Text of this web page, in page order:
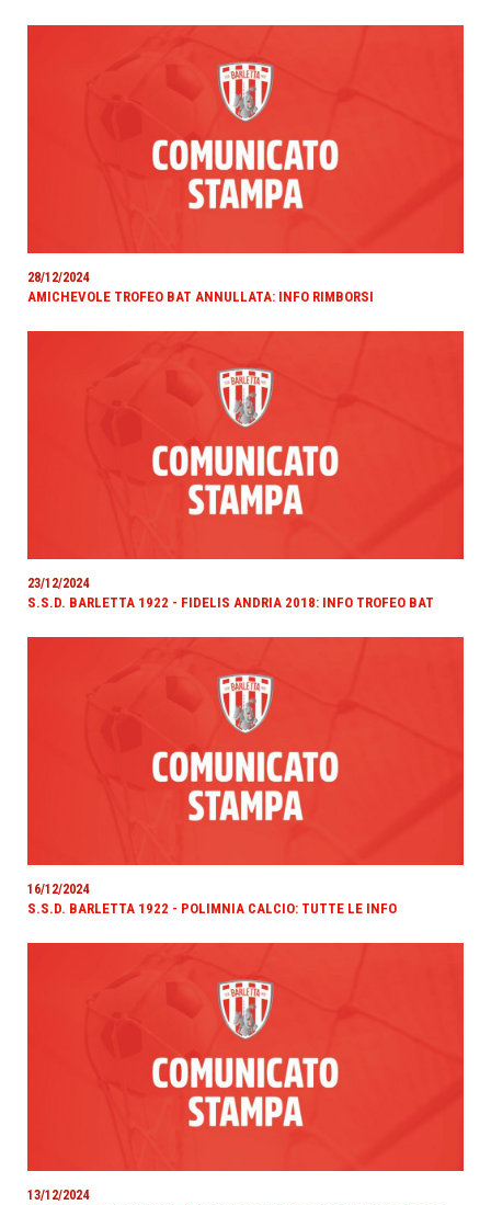
28/12/2024
AMICHEVOLE TROFEO BAT ANNULLATA: INFO RIMBORSI
23/12/2024
S.S.D. BARLETTA 1922 - FIDELIS ANDRIA 2018: INFO TROFEO BAT
16/12/2024
S.S.D. BARLETTA 1922 - POLIMNIA CALCIO: TUTTE LE INFO
13/12/2024